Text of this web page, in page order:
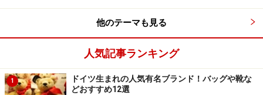
他のテーマも見る
人気記事ランキング
1
ドイツ生まれの人気有名ブランド！バッグや靴な
どおすすめ12選